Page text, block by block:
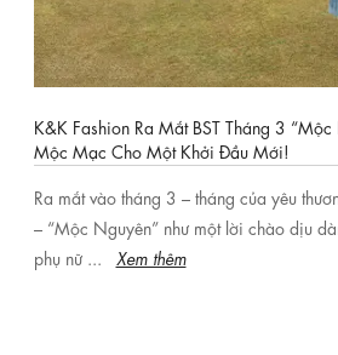
Nguyên” – Vẻ Đẹp
và tôn vinh phái đẹp
gửi đến những người